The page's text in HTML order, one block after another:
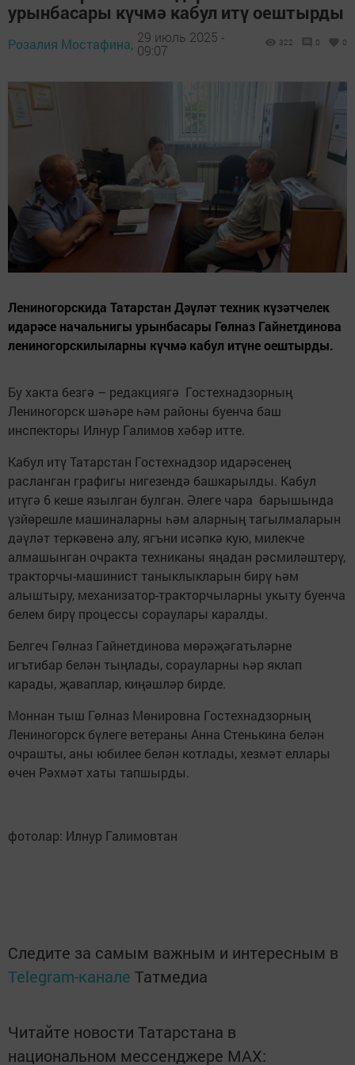
урынбасары күчмә кабул итү оештырды
Розалия Мостафина, 29 июль 2025 -
09:07
322 0 0
Лениногорскида Татарстан Дәүләт техник күзәтчелек
идарәсе начальнигы урынбасары Гөлназ Гайнетдинова
лениногорскилыларны күчмә кабул итүне оештырды.
Бу хакта безгә – редакциягә Гостехнадзорның
Лениногорск шәһәре һәм районы буенча баш
инспекторы Илнур Галимов хәбәр итте.
Кабул итү Татарстан Гостехнадзор идарәсенең
расланган графигы нигезендә башкарылды. Кабул
итүгә 6 кеше язылган булган. Әлеге чара барышында
үзйөрешле машиналарны һәм аларның тагылмаларын
дәүләт теркәвенә алу, ягъни исәпкә кую, милекче
алмашынган очракта техниканы яңадан рәсмиләштерү,
тракторчы-машинист таныклыкларын бирү һәм
алыштыру, механизатор-тракторчыларны укыту буенча
белем бирү процессы сораулары каралды.
Белгеч Гөлназ Гайнетдинова мөрәҗәгатьләрне
игътибар белән тыңлады, сорауларны һәр яклап
карады, җаваплар, киңәшләр бирде.
Моннан тыш Гөлназ Мөнировна Гостехнадзорның
Лениногорск бүлеге ветераны Анна Стенькина белән
очрашты, аны юбилее белән котлады, хезмәт еллары
өчен Рәхмәт хаты тапшырды.
фотолар: Илнур Галимовтан
Следите за самым важным и интересным в
Telegram-канале Татмедиа
Читайте новости Татарстана в
национальном мессенджере MАХ: